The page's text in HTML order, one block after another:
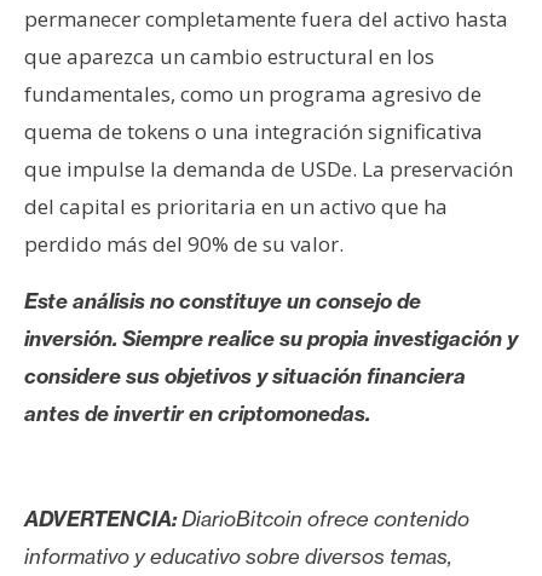
permanecer completamente fuera del activo hasta
que aparezca un cambio estructural en los
fundamentales, como un programa agresivo de
quema de tokens o una integración significativa
que impulse la demanda de USDe. La preservación
del capital es prioritaria en un activo que ha
perdido más del 90% de su valor.
Este análisis no constituye un consejo de
inversión. Siempre realice su propia investigación y
considere sus objetivos y situación financiera
antes de invertir en criptomonedas.
ADVERTENCIA:DiarioBitcoin ofrece contenido
informativo y educativo sobre diversos temas,